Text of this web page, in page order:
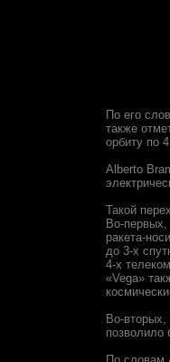
По его
также
орбиту по
Alberto
Такой
Во-
ракета-
до 3-х
4-х
«Vega»
Во-
позволило